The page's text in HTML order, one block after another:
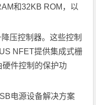
和32KB ROM，以
压控制器。这些控制
NFET提供集成式栅
件控制的保护功
电源设备解决方案